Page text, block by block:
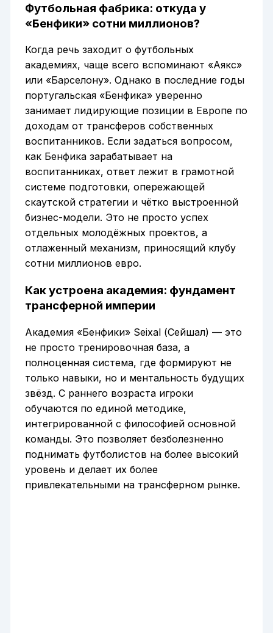
Футбольная фабрика: откуда у
«Бенфики» сотни миллионов?
Когда речь заходит о футбольных
академиях, чаще всего вспоминают «Аякс»
или «Барселону». Однако в последние годы
португальская «Бенфика» уверенно
занимает лидирующие позиции в Европе по
доходам от трансферов собственных
воспитанников. Если задаться вопросом,
как Бенфика зарабатывает на
воспитанниках, ответ лежит в грамотной
системе подготовки, опережающей
скаутской стратегии и чётко выстроенной
бизнес-модели. Это не просто успех
отдельных молодёжных проектов, а
отлаженный механизм, приносящий клубу
сотни миллионов евро.
Как устроена академия: фундамент
трансферной империи
Академия «Бенфики» Seixal (Сейшал) — это
не просто тренировочная база, а
полноценная система, где формируют не
только навыки, но и ментальность будущих
звёзд. С раннего возраста игроки
обучаются по единой методике,
интегрированной с философией основной
команды. Это позволяет безболезненно
поднимать футболистов на более высокий
уровень и делает их более
привлекательными на трансферном рынке.